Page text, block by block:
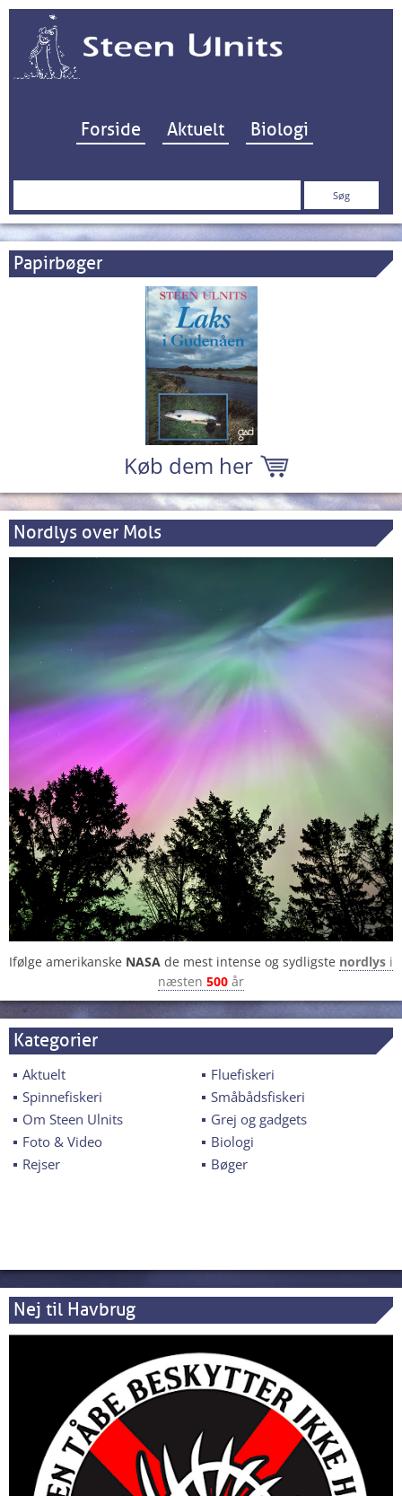
Hop til indhold
Forside Aktuelt Biologi
Søg
Papirbøger
Køb dem her
Nordlys over Mols
Ifølge amerikanske NASA de mest intense og sydligste nordlys i
næsten 500 år
Kategorier
Aktuelt
Fluefiskeri
Spinnefiskeri
Småbådsfiskeri
Om Steen Ulnits
Grej og gadgets
Foto & Video
Biologi
Rejser
Bøger
Nej til Havbrug